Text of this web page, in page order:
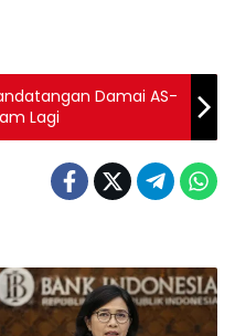
Damai AS-
Lagi